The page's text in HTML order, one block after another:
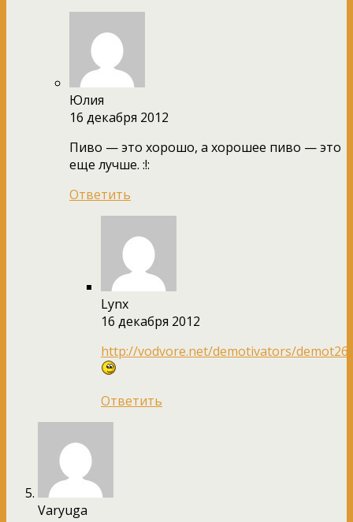
Юлия
16 декабря 2012
Пиво — это хорошо, а хорошее пиво — это
еще лучше. :!:
Ответить
Lynx
16 декабря 2012
http://vodvore.net/demotivators/
Ответить
Varyuga